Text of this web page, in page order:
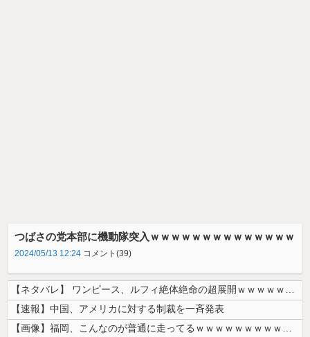
つばさの党本部に機動隊突入ｗｗｗｗｗｗｗｗｗｗｗｗｗｗ
2024/05/13 12:24 コメント(39)
【ネタバレ】 ワンピース、ルフィ絶体絶命の超展開ｗｗｗｗｗｗｗｗｗｗｗ...
【速報】中国、アメリカに対する制裁を一斉発表
【画像】福岡、こんなのが普通に走ってるｗｗｗｗｗｗｗｗｗｗｗｗｗｗｗｗ...